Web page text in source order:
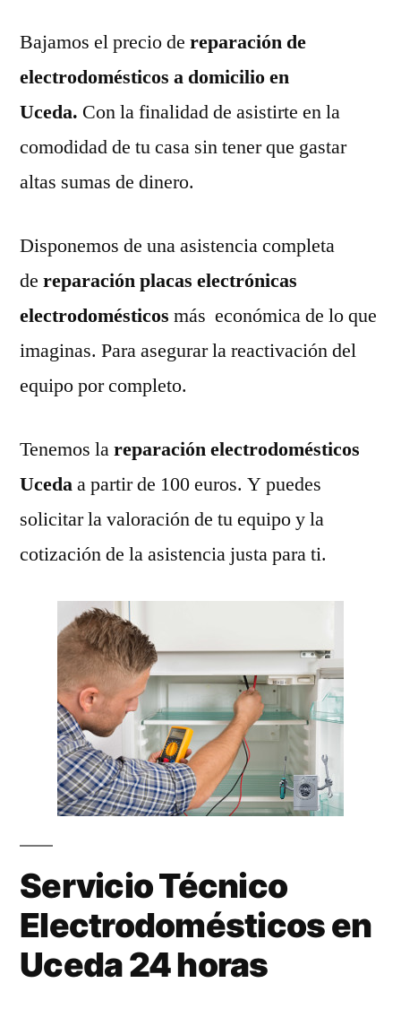
Bajamos el precio de reparación de
electrodomésticos a domicilio en
Uceda. Con la finalidad de asistirte en la
comodidad de tu casa sin tener que gastar
altas sumas de dinero.
Disponemos de una asistencia completa
de reparación placas electrónicas
electrodomésticos más económica de lo que
imaginas. Para asegurar la reactivación del
equipo por completo.
Tenemos lareparación electrodomésticos
Ucedaa partir de 100 euros. Y puedes
solicitar la valoración de tu equipo y la
cotización de la asistencia justa para ti.
Servicio Técnico
Electrodomésticos en
Uceda 24 horas